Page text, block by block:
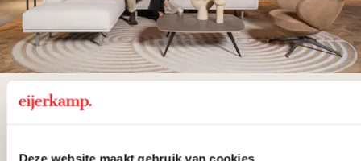
Deze website maakt gebruik van cookies
De woonwinkel